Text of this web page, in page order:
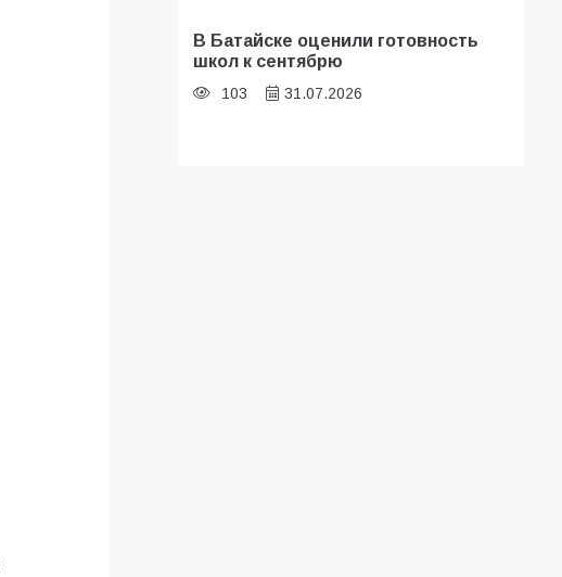
В Батайске оценили готовность
школ к сентябрю
103 31.07.2026